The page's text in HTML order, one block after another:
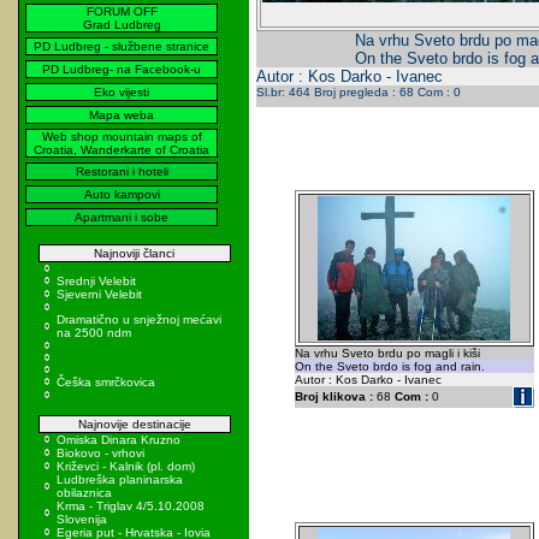
FORUM OFF
Grad Ludbreg
PD Ludbreg - službene stranice
PD Ludbreg- na Facebook-u
Eko vijesti
Mapa weba
Web shop mountain maps of
Croatia, Wanderkarte of Croatia
Restorani i hoteli
Auto kampovi
Apartmani i sobe
Najnoviji članci
Srednji Velebit
Sjeverni Velebit
Dramatično u snježnoj mećavi
na 2500 ndm
Češka smrčkovica
Najnovije destinacije
Omiska Dinara Kruzno
Biokovo - vrhovi
Križevci - Kalnik (pl. dom)
Ludbreška planinarska
obilaznica
Krma - Triglav 4/5.10.2008
Slovenija
Egeria put - Hrvatska - Iovia
Na vrhu Sveto brdu po
On the Sveto brdo is fog
Autor : Kos Darko - Ivanec
Sl.br: 464 Broj pregleda : 68 Com : 0
Na vrhu Sveto brdu po magli i kiši
On the Sveto brdo is fog and rain.
Autor : Kos Darko - Ivanec
Broj klikova :68 Com :0